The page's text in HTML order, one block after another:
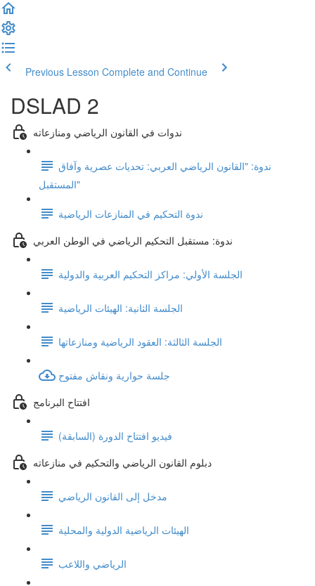
Previous Lesson Complete and Continue
DSLAD 2
ندوات في القانون الرياضي ومنازعاته
ندوة: "القانون الرياضي العربي: تحديات عصرية وآفاق
المستقبل"
ندوة التحكيم في المنازعات الرياضية
ندوة: مستقبل التحكيم الرياضي في الوطن العربي
الجلسة الأولي: مراكز التحكيم العربية والدولية
الجلسة الثانية: الهيئات الرياضية
الجلسة الثالثة: العقود الرياضية ومنازعاتها
جلسة حوارية ونقاش مفتوح
افتتاح البرنامج
فيديو افتتاح الدورة (السابقة)
دبلوم القانون الرياضي والتحكيم في منازعاته
مدخل إلى القانون الرياضي
الهيئات الرياضية الدولية والمحلية
الرياضي واللاعب